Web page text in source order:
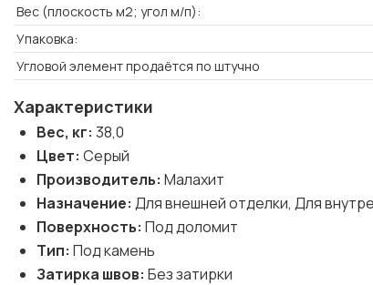
Вес (плоскость м2; угол м/п):
Упаковка:
Угловой элемент продаётся по штучно
Характеристики
Вес, кг: 38,0
Цвет: Серый
Производитель: Малахит
Назначение: Для внешней отделки, Для
Поверхность: Под доломит
Тип: Под камень
Затирка швов: Без затирки